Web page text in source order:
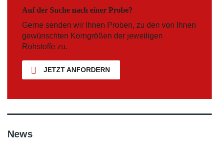
Auf der Suche nach einer Probe?
Gerne senden wir Ihnen Proben, zu den von Ihnen
gewünschten Korngrößen der jeweiligen
Rohstoffe zu.
JETZT ANFORDERN
News